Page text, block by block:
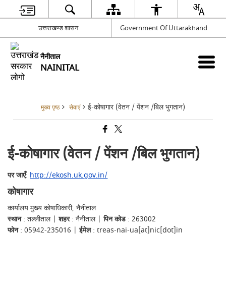
उत्तराखण्ड शासन Government Of Uttarakhand
नैनीताल
NAINITAL
मुख्य पृष्ठ सेवाएं ई-कोषागार (वेतन / पेंशन /बिल भुगतान)
ई-कोषागार (वेतन / पेंशन /बिल भुगतान)
पर जाएँ: http://ekosh.uk.gov.in/
कोषागार
कार्यालय मुख्य कोषाधिकारी, नैनीताल
स्थान: तल्लीताल |शहर: नैनीताल |पिन कोड: 263002
फोन: 05942-235016 |ईमेल: treas-nai-ua[at]nic[dot]in